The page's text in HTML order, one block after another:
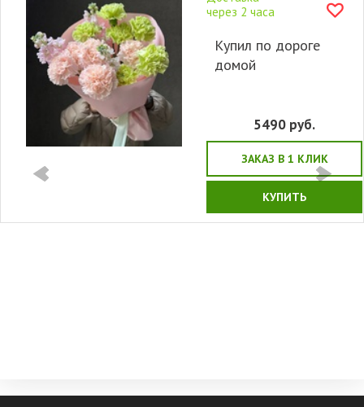
через 2 часа
Купил по дороге
домой
5490 руб.
ЗАКАЗ В 1 КЛИК
КУПИТЬ